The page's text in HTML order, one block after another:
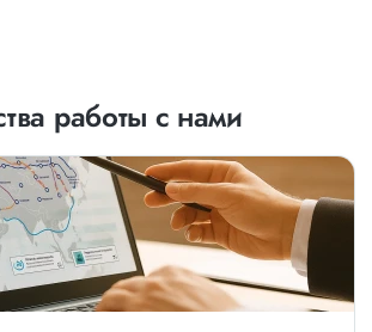
работы с нами